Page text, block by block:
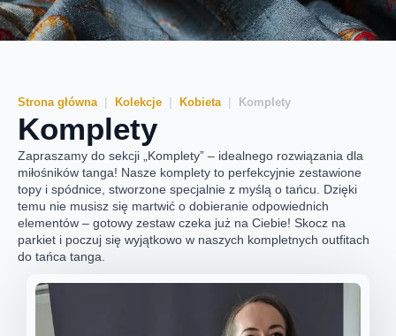
Strona główna Kolekcje Kobieta Komplety
Komplety
Zapraszamy do sekcji „Komplety” – idealnego rozwiązania dla
miłośników tanga! Nasze komplety to perfekcyjnie zestawione
topy i spódnice, stworzone specjalnie z myślą o tańcu. Dzięki
temu nie musisz się martwić o dobieranie odpowiednich
elementów – gotowy zestaw czeka już na Ciebie! Skocz na
parkiet i poczuj się wyjątkowo w naszych kompletnych outfitach
do tańca tanga.